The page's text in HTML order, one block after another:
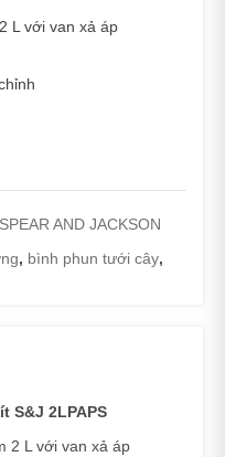
L với van xả áp
SPEAR AND JACKSON
, bình phun tưới cây,
S&J 2LPAPS
2 L với van xả áp